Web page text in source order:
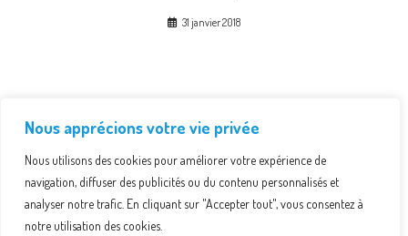
Nous apprécions votre vie privée
Nous utilisons des cookies pour améliorer votre expérience de
navigation, diffuser des publicités ou du contenu personnalisés et
analyser notre trafic. En cliquant sur "Accepter tout", vous consentez à
notre utilisation des cookies.
31 janvier 2018
PRESSE EN PARLE
6 mai 2022